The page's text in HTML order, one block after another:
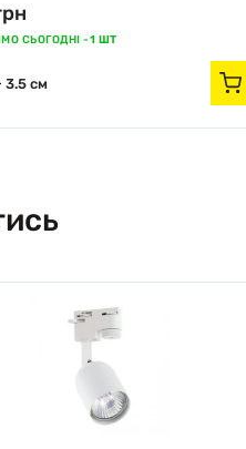
СЬОГОДНІ -1 ШТ
3.5 см